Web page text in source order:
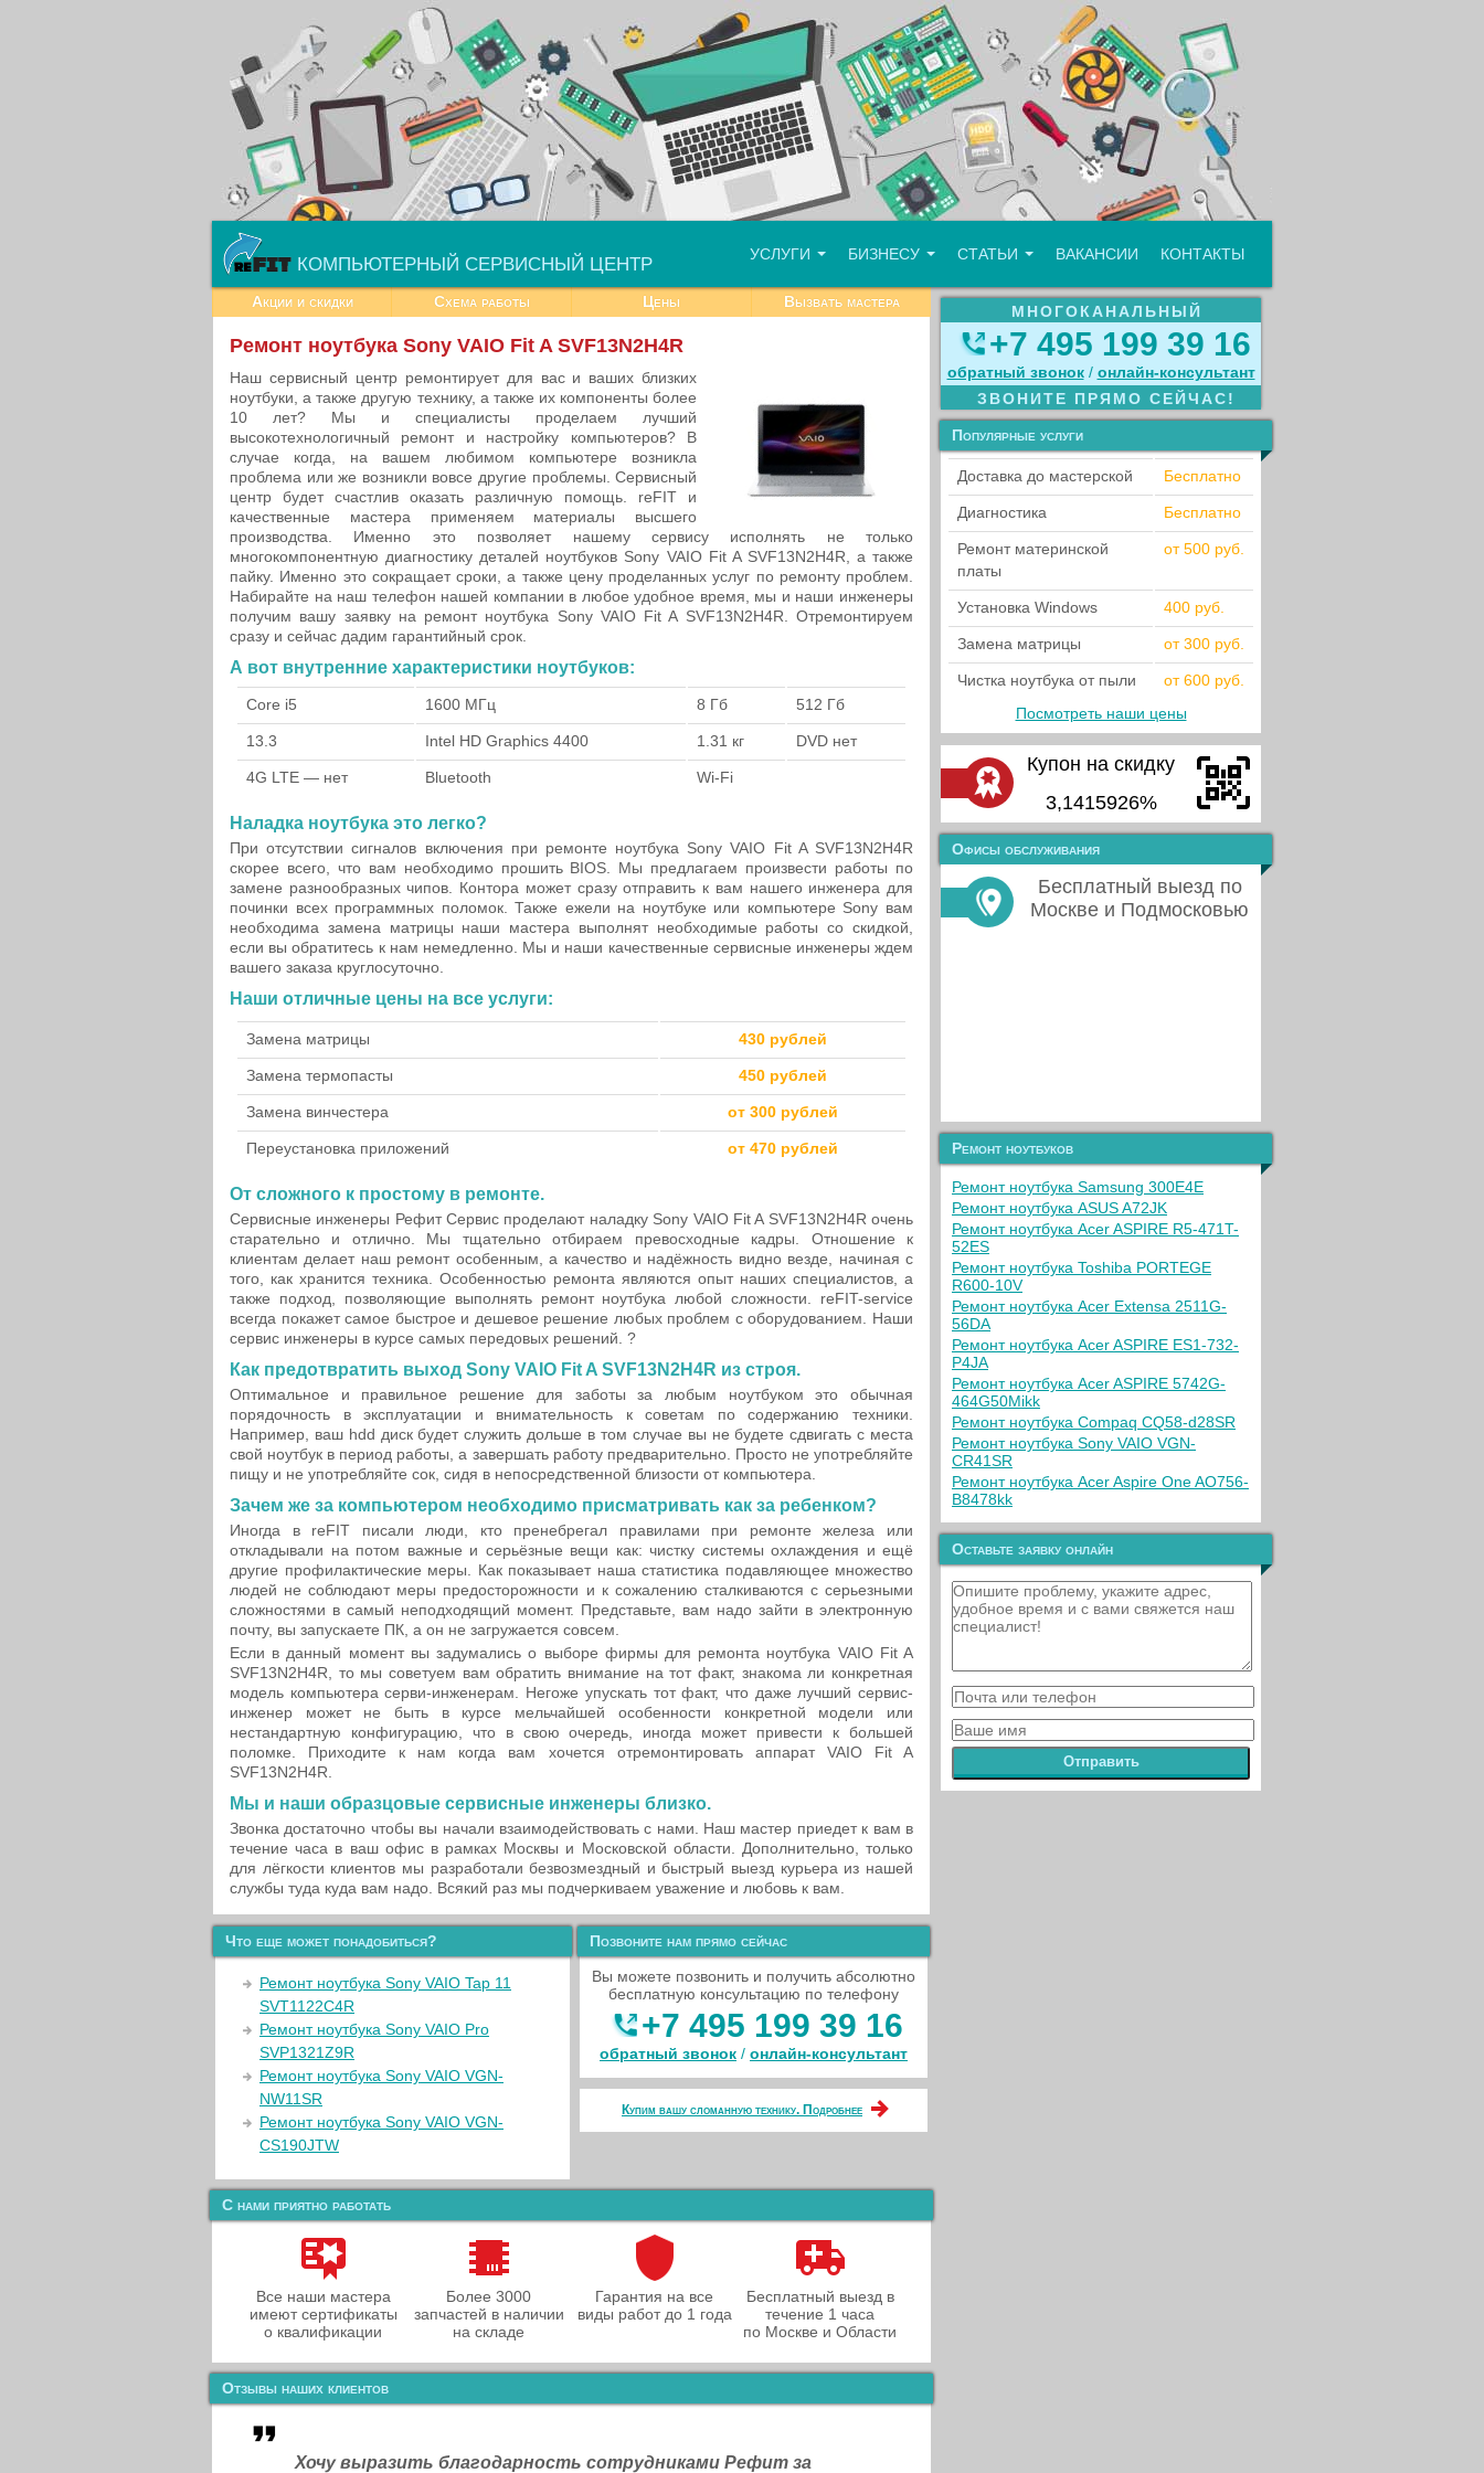
КОМПЬЮТЕРНЫЙ СЕРВИСНЫЙ ЦЕНТР УСЛУГИ БИЗНЕСУ СТАТЬИ ВАКАНСИИ КОНТАКТЫ
Акции и скидки Схема работы Цены Вызвать мастера
Ремонт ноутбука Sony VAIO Fit A SVF13N2H4R
Наш сервисный центр ремонтирует для вас и ваших близких
ноутбуки, а также другую технику, а также их компоненты более
10 лет? Мы и специалисты проделаем лучший
высокотехнологичный ремонт и настройку компьютеров? В
случае когда, на вашем любимом компьютере возникла
проблема или же возникли вовсе другие проблемы. Сервисный
центр будет счастлив оказать различную помощь. reFIT и
качественные мастера применяем материалы высшего
производства. Именно это позволяет нашему сервису исполнять не только
многокомпонентную диагностику деталей ноутбуков Sony VAIO Fit A SVF13N2H4R, а также
пайку. Именно это сокращает сроки, а также цену проделанных услуг по ремонту проблем.
Набирайте на наш телефон нашей компании в любое удобное время, мы и наши инженеры
получим вашу заявку на ремонт ноутбука Sony VAIO Fit A SVF13N2H4R. Отремонтируем
сразу и сейчас дадим гарантийный срок.
А вот внутренние характеристики ноутбуков:
Core i5 1600 МГц 8 Гб 512 Гб
13.3 Intel HD Graphics 4400 1.31 кг DVD нет
4G LTE — нет Bluetooth Wi-Fi
Наладка ноутбука это легко?
При отсутствии сигналов включения при ремонте ноутбука Sony VAIO Fit A SVF13N2H4R
скорее всего, что вам необходимо прошить BIOS. Мы предлагаем произвести работы по
замене разнообразных чипов. Контора может сразу отправить к вам нашего инженера для
починки всех программных поломок. Также ежели на ноутбуке или компьютере Sony вам
необходима замена матрицы наши мастера выполнят необходимые работы со скидкой,
если вы обратитесь к нам немедленно. Мы и наши качественные сервисные инженеры ждем
вашего заказа круглосуточно.
Наши отличные цены на все услуги:
Замена матрицы 430 рублей
Замена термопасты 450 рублей
Замена винчестера от 300 рублей
Переустановка приложений от 470 рублей
От сложного к простому в ремонте.
Сервисные инженеры Рефит Сервис проделают наладку Sony VAIO Fit A SVF13N2H4R очень
старательно и отлично. Мы тщательно отбираем превосходные кадры. Отношение к
клиентам делает наш ремонт особенным, а качество и надёжность видно везде, начиная с
того, как хранится техника. Особенностью ремонта являются опыт наших специалистов, а
также подход, позволяющие выполнять ремонт ноутбука любой сложности. reFIT-service
всегда покажет самое быстрое и дешевое решение любых проблем с оборудованием. Наши
сервис инженеры в курсе самых передовых решений. ?
Как предотвратить выход Sony VAIO Fit A SVF13N2H4R из строя.
Оптимальное и правильное решение для заботы за любым ноутбуком это обычная
порядочность в эксплуатации и внимательность к советам по содержанию техники.
Например, ваш hdd диск будет служить дольше в том случае вы не будете сдвигать с места
свой ноутбук в период работы, а завершать работу предварительно. Просто не употребляйте
пищу и не употребляйте сок, сидя в непосредственной близости от компьютера.
Зачем же за компьютером необходимо присматривать как за ребенком?
Иногда в reFIT писали люди, кто пренебрегал правилами при ремонте железа или
откладывали на потом важные и серьёзные вещи как: чистку системы охлаждения и ещё
другие профилактические меры. Как показывает наша статистика подавляющее множество
людей не соблюдают меры предосторожности и к сожалению сталкиваются с серьезными
сложностями в самый неподходящий момент. Представьте, вам надо зайти в электронную
почту, вы запускаете ПК, а он не загружается совсем.
Если в данный момент вы задумались о выборе фирмы для ремонта ноутбука VAIO Fit A
SVF13N2H4R, то мы советуем вам обратить внимание на тот факт, знакома ли конкретная
модель компьютера серви-инженерам. Негоже упускать тот факт, что даже лучший сервис-
инженер может не быть в курсе мельчайшей особенности конкретной модели или
нестандартную конфигурацию, что в свою очередь, иногда может привести к большей
поломке. Приходите к нам когда вам хочется отремонтировать аппарат VAIO Fit A
SVF13N2H4R.
Мы и наши образцовые сервисные инженеры близко.
Звонка достаточно чтобы вы начали взаимодействовать с нами. Наш мастер приедет к вам в
течение часа в ваш офис в рамках Москвы и Московской области. Дополнительно, только
для лёгкости клиентов мы разработали безвозмездный и быстрый выезд курьера из нашей
службы туда куда вам надо. Всякий раз мы подчеркиваем уважение и любовь к вам.
Что еще может понадобиться?
Ремонт ноутбука Sony VAIO Tap 11
SVT1122C4R
Ремонт ноутбука Sony VAIO Pro
SVP1321Z9R
Ремонт ноутбука Sony VAIO VGN-
NW11SR
Ремонт ноутбука Sony VAIO VGN-
CS190JTW
Позвоните нам прямо сейчас
Вы можете позвонить и получить абсолютно
бесплатную консультацию по телефону
+7 495 199 39 16
обратный звонок / онлайн‑консультант
Купим вашу сломанную технику. Подробнее
С нами приятно работать
Все наши мастера
имеют сертификаты
о квалификации
Более 3000
запчастей в наличии
на складе
Гарантия на все
виды работ до 1 года
Бесплатный выезд в
течение 1 часа
по Москве и Области
Отзывы наших клиентов
Хочу выразить благодарность сотрудниками Рефит за
МНОГОКАНАЛЬНЫЙ
+7 495 199 39 16
обратный звонок / онлайн‑консультант
ЗВОНИТЕ ПРЯМО СЕЙЧАС!
Популярные услуги
Доставка до мастерской Бесплатно
Диагностика Бесплатно
Ремонт материнской
платы
от 500 руб.
Установка Windows 400 руб.
Замена матрицы от 300 руб.
Чистка ноутбука от пыли
от 600 руб.
Посмотреть наши цены
Купон на скидку
3,1415926%
Офисы обслуживания
Бесплатный выезд по
Москве и Подмосковью
Ремонт ноутбуков
Ремонт ноутбука Samsung 300E4E
Ремонт ноутбука ASUS A72JK
Ремонт ноутбука Acer ASPIRE R5-471T-
52ES
Ремонт ноутбука Toshiba PORTEGE
R600-10V
Ремонт ноутбука Acer Extensa 2511G-
56DA
Ремонт ноутбука Acer ASPIRE ES1-732-
P4JA
Ремонт ноутбука Acer ASPIRE 5742G-
464G50Mikk
Ремонт ноутбука Compaq CQ58-d28SR
Ремонт ноутбука Sony VAIO VGN-
CR41SR
Ремонт ноутбука Acer Aspire One AO756-
B8478kk
Оставьте заявку онлайн
Отправить